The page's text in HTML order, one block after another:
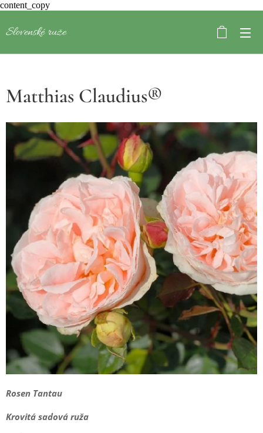
content_copy
Slovenské ruže
Matthias Claudius®
Rosen Tantau
Krovitá sadová ruža